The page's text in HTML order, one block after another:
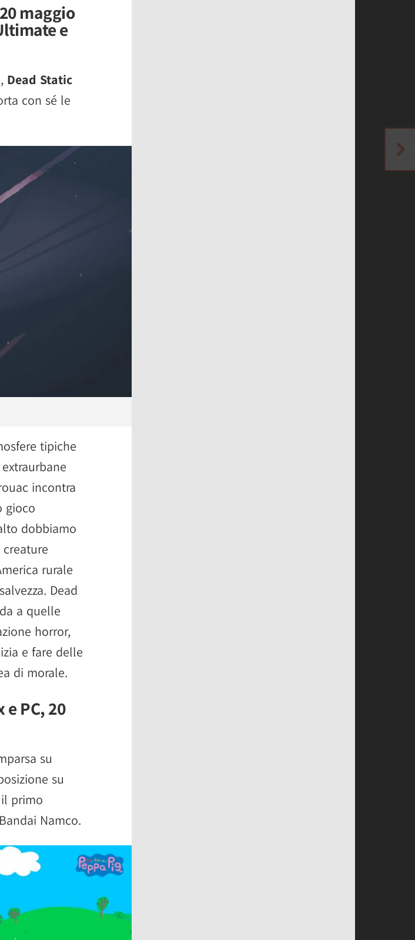
maggio
e
Dead Static
con sé le
tipiche
incontra
gioco
dobbiamo
rurale
Dead
a quelle
horror,
e fare delle
di morale.
PC, 20
su
su
primo
Namco.